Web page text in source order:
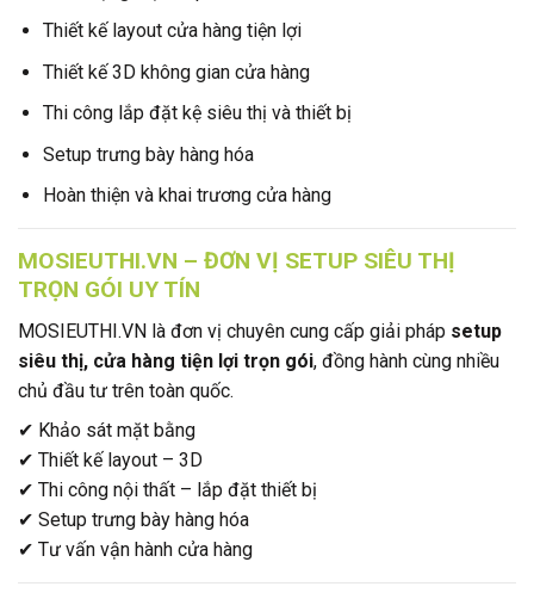
Thiết kế layout cửa hàng tiện lợi
Thiết kế 3D không gian cửa hàng
Thi công lắp đặt kệ siêu thị và thiết bị
Setup trưng bày hàng hóa
Hoàn thiện và khai trương cửa hàng
MOSIEUTHI.VN – ĐƠN VỊ SETUP SIÊU THỊ
TRỌN GÓI UY TÍN
MOSIEUTHI.VN là đơn vị chuyên cung cấp giải pháp setup
siêu thị, cửa hàng tiện lợi trọn gói, đồng hành cùng nhiều
chủ đầu tư trên toàn quốc.
✔ Khảo sát mặt bằng
✔ Thiết kế layout – 3D
✔ Thi công nội thất – lắp đặt thiết bị
✔ Setup trưng bày hàng hóa
✔ Tư vấn vận hành cửa hàng